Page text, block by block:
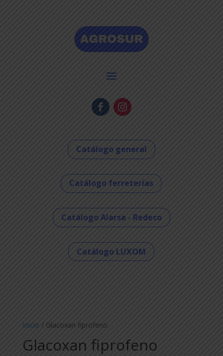
Catálogo general
Catálogo ferreterías
Catálogo Alarsa - Redeco
Catálogo LUXOM
Inicio / Glacoxan fiprofeno
Glacoxan fiprofeno